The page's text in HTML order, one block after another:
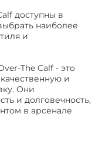
доступны в
наиболее
и
The Calf - это
и
Они
и долговечность,
в арсенале